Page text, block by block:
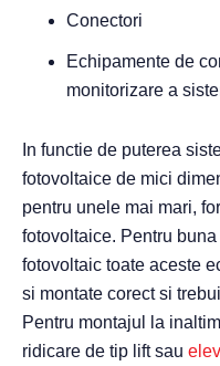
Conectori
Echipamente de
monitorizare a
In functie de puterea
fotovoltaice de mici
pentru unele mai mari,
fotovoltaice. Pentru
fotovoltaic toate aceste
si montate corect si
Pentru montajul la
ridicare de tip lift sau